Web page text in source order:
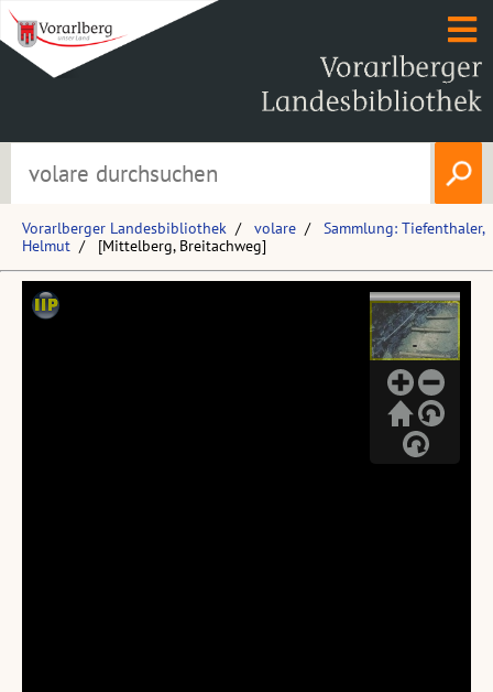
Vorarlberger Landesbibliothek volare
Sammlung: Tiefenthaler,
Helmut
[Mittelberg, Breitachweg]